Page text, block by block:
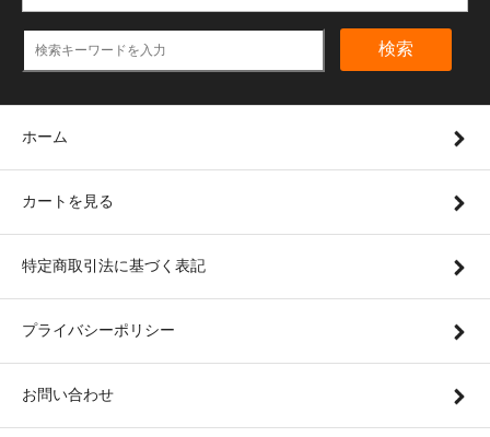
検索
ホーム
カートを見る
特定商取引法に基づく表記
プライバシーポリシー
お問い合わせ